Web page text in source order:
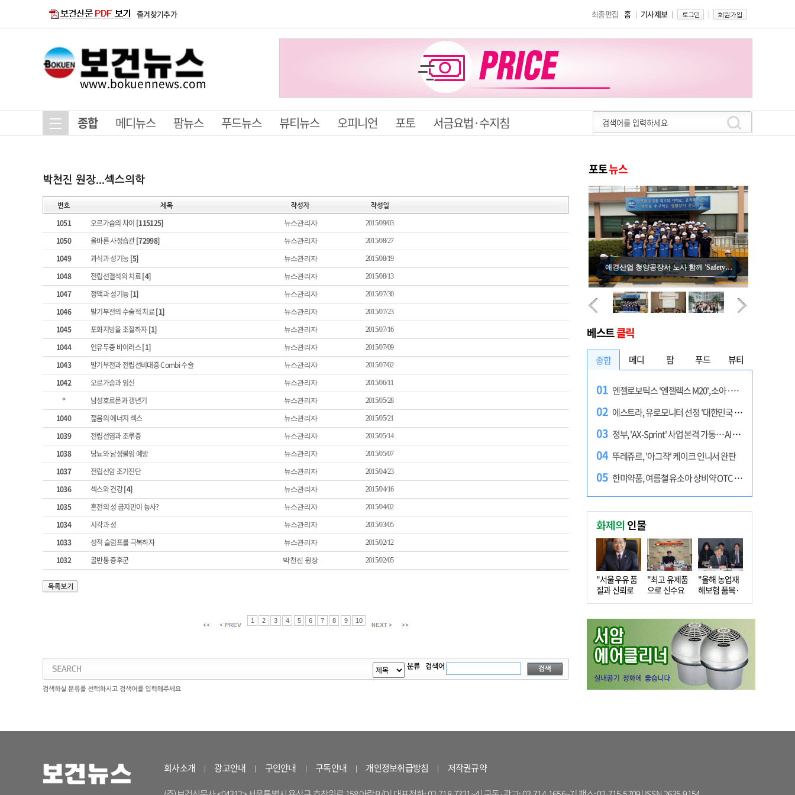
즐겨찾기추가 홈 기사제보
최종편집
www.bokuennews.com
종합 메디뉴스 팜뉴스 푸드뉴스 뷰티뉴스 오피니언 포토 서금요법·수지침
1051 오르가슴의 차이 [115125] 뉴스관리자 2015/09/03
1050 올바른 사정습관[72998] 뉴스관리자 2015/08/27
1049 과식과 성기능[5] 뉴스관리자 2015/08/19
1048 전립선결석의 치료[4] 뉴스관리자 2015/08/13
1047 정액과 성기능[1] 뉴스관리자 2015/07/30
1046 발기부전의 수술적 치료[1] 뉴스관리자 2015/07/23
1045 포화지방을 조절하자[1] 뉴스관리자 2015/07/16
1044 인유두종 바이러스[1] 뉴스관리자 2015/07/09
1043 발기부전과 전립선비대증 Combi 수술 뉴스관리자 2015/07/02
1042 오르가슴과 임신 뉴스관리자 2015/06/11
* 남성호르몬과 갱년기 뉴스관리자 2015/05/28
1040 젊음의 에너지 섹스 뉴스관리자 2015/05/21
1039 전립선염과 조루증 뉴스관리자 2015/05/14
1038 당뇨와 남성불임 예방 뉴스관리자 2015/05/07
1037 전립선암 조기진단 뉴스관리자 2015/04/23
1036 섹스와 건강[4] 뉴스관리자 2015/04/16
1035 혼전의 성 금지만이 능사? 뉴스관리자 2015/04/02
1034 시각과 성 뉴스관리자 2015/03/05
1033 성적 슬럼프를 극복하자 뉴스관리자 2015/02/12
1032 골반통 증후군 박천진 원장 2015/02/05
1 2 3 4 5 6 7 8 9 10
화제의 인물
"서울우유 품
질과 신뢰로
더 큰 도…
"최고 유제품
으로 신수요
창출…수…
"올해 농업재
해보험 품목·
지역 확…
회사소개 광고안내 구인안내 구독안내 개인정보취급방침
저작권규약